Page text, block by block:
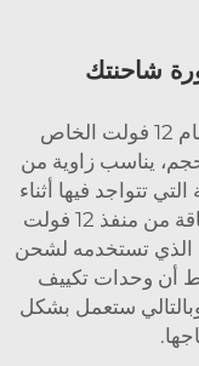
حتى مكيف الهواء الذي يعمل على نظام 12 فولت الخاص
يناسب زاوية من
تتواجد فيها أثناء
القيادة. العملية بسيطة: فهو يستمد الطاقة من منفذ 12 فولت
الذي تستخدمه لشحن
أن وحدات تكييف
ستعمل بشكل